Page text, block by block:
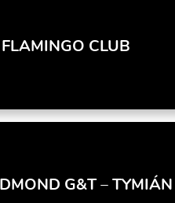
FLAMINGO CLUB
G&T – TYMIÁN